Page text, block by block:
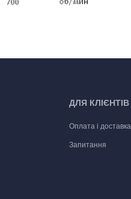
ДЛЯ КЛІЄНТІВ
Оплата і доставка
Запитання